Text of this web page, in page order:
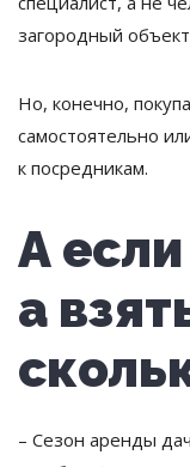
загородный
Но, конечно,
самостоятельно
к посредникам.
А
а
– Сезон аренды